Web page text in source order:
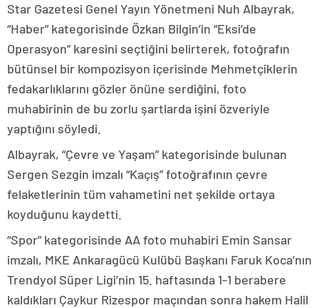
Star Gazetesi Genel Yayın Yönetmeni Nuh Albayrak,
“Haber” kategorisinde Özkan Bilgin’in “Eksi’de
Operasyon” karesini seçtiğini belirterek, fotoğrafın
bütünsel bir kompozisyon içerisinde Mehmetçiklerin
fedakarlıklarını gözler önüne serdiğini, foto
muhabirinin de bu zorlu şartlarda işini özveriyle
yaptığını söyledi.
Albayrak, “Çevre ve Yaşam” kategorisinde bulunan
Sergen Sezgin imzalı “Kaçış” fotoğrafının çevre
felaketlerinin tüm vahametini net şekilde ortaya
koyduğunu kaydetti.
“Spor” kategorisinde AA foto muhabiri Emin Sansar
imzalı, MKE Ankaragücü Kulübü Başkanı Faruk Koca’nın
Trendyol Süper Ligi’nin 15. haftasında 1-1 berabere
kaldıkları Çaykur Rizespor maçından sonra hakem Halil